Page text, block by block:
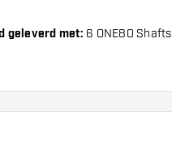
geleverd met: 6 ONE80 Shafts